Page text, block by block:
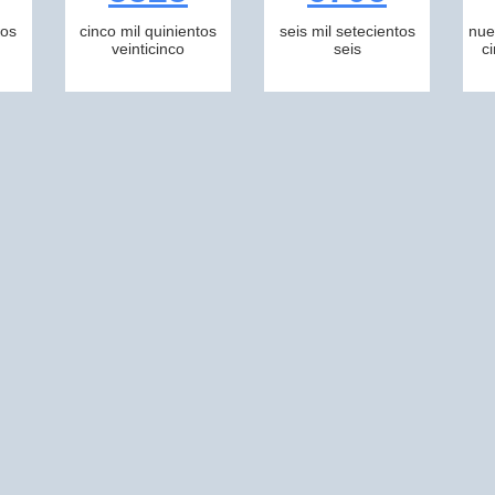
cinco mil quinientos
veinticinco
seis mil setecientos
seis